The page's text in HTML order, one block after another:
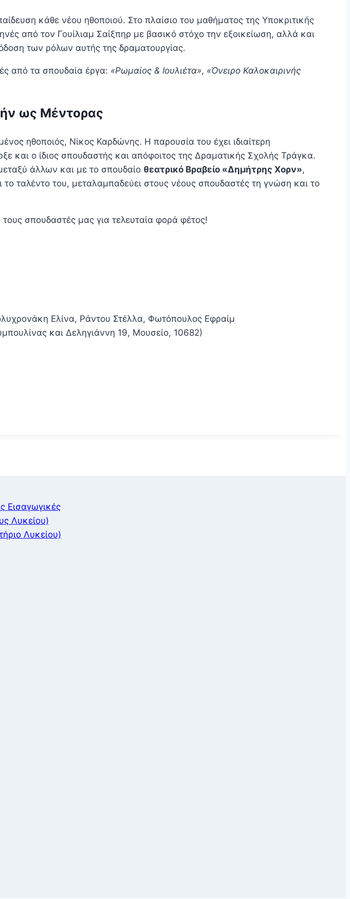
κάθε νέου ηθοποιού. Στο πλαίσιο του μαθήματος της Υποκριτικής
από τον Γουίλιαμ Σαίξπηρ με βασικό στόχο την εξοικείωση, αλλά και
των ρόλων αυτής της δραματουργίας.
από τα σπουδαία έργα: «Ρωμαίος & Ιουλιέτα», «Όνειρο Καλοκαιρινής
ως Μέντορας
ηθοποιός, Νίκος Καρδώνης. Η παρουσία του έχει ιδιαίτερη
και ο ίδιος σπουδαστής και απόφοιτος της Δραματικής Σχολής Τράγκα.
άλλων και με το σπουδαίο θεατρικό Βραβείο «Δημήτρης Χορν»,
ταλέντο του, μεταλαμπαδεύει στους νέους σπουδαστές τη γνώση και το
σπουδαστές μας για τελευταία φορά φέτος!
Ελίνα, Ράντου Στέλλα, Φωτόπουλος Εφραίμ
και Δεληγιάννη 19, Μουσείο, 10682)
Εισαγωγικές
Λυκείου)
Λυκείου)